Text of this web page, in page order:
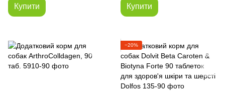
Купити Купити
−20%